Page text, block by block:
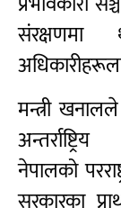
मन्त्री
नेपालको